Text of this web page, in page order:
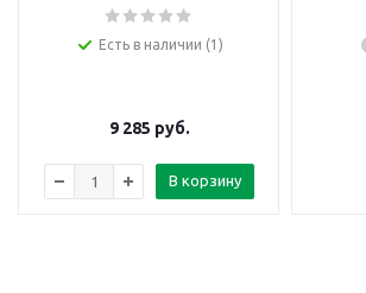
Есть в наличии (1)
9 285 руб.
В корзину